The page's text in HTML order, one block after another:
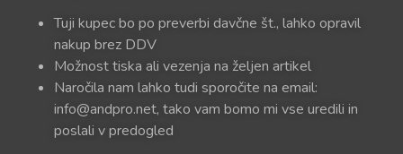
Tuji kupec bo po preverbi davčne št., lahko opravil
nakup brez DDV
Možnost tiska ali vezenja na željen artikel
Naročila nam lahko tudi sporočite na email:
info@andpro.net, tako vam bomo mi vse uredili in
poslali v predogled